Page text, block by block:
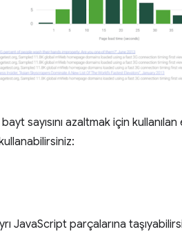
sayısını azaltmak için
JavaScript parçalarına